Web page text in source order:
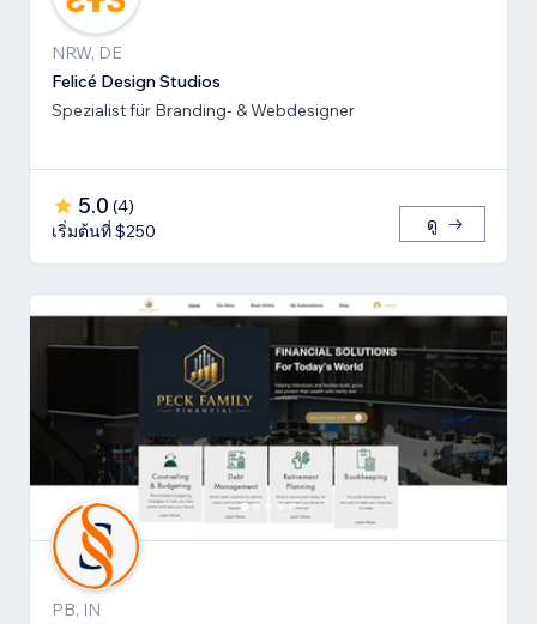
NRW, DE
Felicé Design Studios
Spezialist für Branding- & Webdesigner
5.0 (4)
เริ่มต้นที่ $250
ดู
PB, IN